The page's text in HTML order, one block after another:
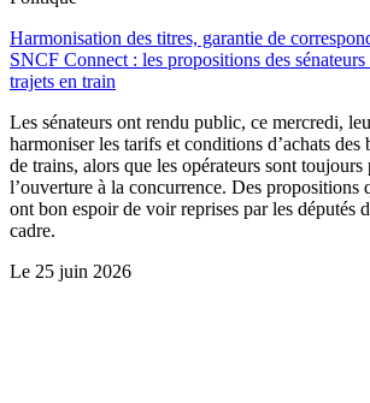
Harmonisation des titres, garantie de
SNCF Connect : les propositions des
trajets en train
Les sénateurs ont rendu public, ce mercredi,
harmoniser les tarifs et conditions d’achats des
de trains, alors que les opérateurs sont
l’ouverture à la concurrence. Des propositions
ont bon espoir de voir reprises par les députés
cadre.
Le 25 juin 2026